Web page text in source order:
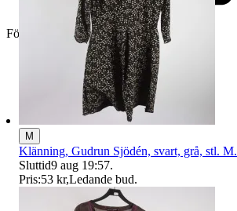
Företag
M
Klänning, Gudrun Sjödén, svart, grå, stl. M.
Sluttid9 aug 19:57.
Pris:53 kr,Ledande bud.